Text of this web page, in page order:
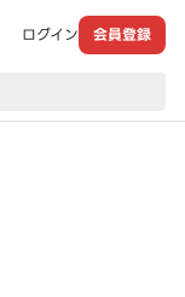
ログイン 会員登録